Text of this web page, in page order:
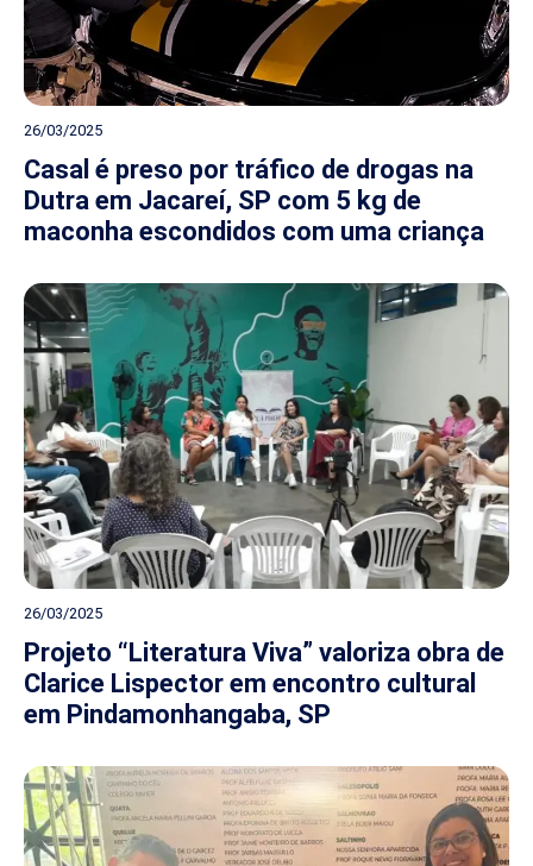
26/03/2025
Casal é preso por tráfico de drogas na
Dutra em Jacareí, SP com 5 kg de
maconha escondidos com uma criança
26/03/2025
Projeto “Literatura Viva” valoriza obra de
Clarice Lispector em encontro cultural
em Pindamonhangaba, SP